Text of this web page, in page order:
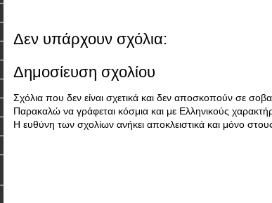
Δεν υπάρχουν σχόλια:
Δημοσίευση σχολίου
Σχόλια που δεν είναι σχετικά και δεν αποσκοπούν σε
Παρακαλώ να γράφεται κόσμια και με Ελληνικούς
Η ευθύνη των σχολίων ανήκει αποκλειστικά και μόνο